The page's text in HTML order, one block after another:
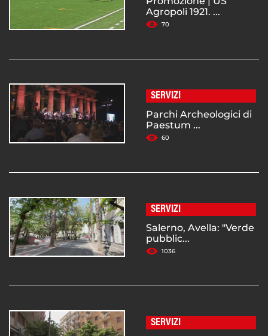
Agropoli 1921. ...
70
SERVIZI
Parchi Archeologici di
Paestum ...
60
SERVIZI
Salerno, Avella: "Verde
pubblic...
1036
SERVIZI